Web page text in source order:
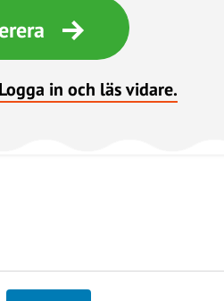
Logga in och läs vidare.